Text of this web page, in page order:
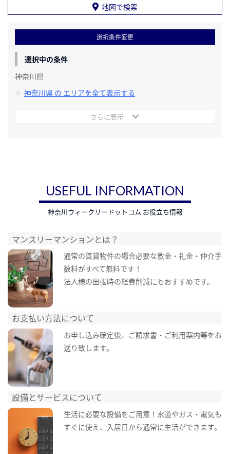
地図で検索
選択条件変更
選択中の条件
神奈川県
神奈川県 の エリアを全て表示する
さらに表示
USEFUL INFORMATION
神奈川ウィークリードットコム お役立ち情報
マンスリーマンションとは？
通常の賃貸物件の場合必要な敷金・礼金・仲介手
数料がすべて無料です！
法人様の出張時の経費削減にもおすすめです。
お支払い方法について
お申し込み確定後、ご請求書・ご利用案内等をお
送り致します。
設備とサービスについて
生活に必要な設備をご用意！水道やガス・電気も
すぐに使え、入居日から通常に生活ができます。